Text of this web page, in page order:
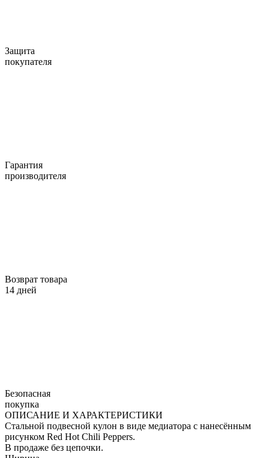
Защита
покупателя
Гарантия
производителя
Возврат товара
14 дней
Безопасная
покупка
ОПИСАНИЕ И ХАРАКТЕРИСТИКИ
Стальной подвесной кулон в виде медиатора с нанесённым
рисунком Red Hot Chili Peppers.
В продаже без цепочки.